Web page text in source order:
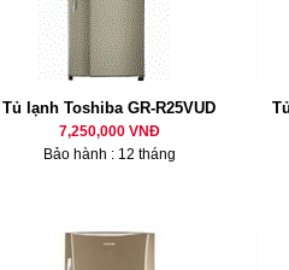
Tủ lạnh Toshiba GR-R25VUD
7,250,000 VNĐ
Bảo hành : 12 tháng